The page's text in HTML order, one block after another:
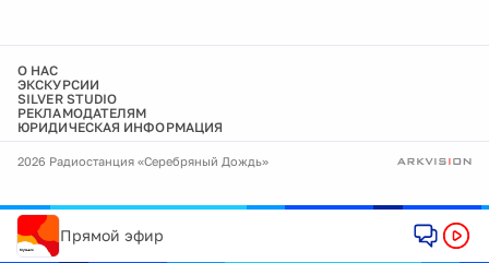
О НАС
ЭКСКУРСИИ
SILVER STUDIO
РЕКЛАМОДАТЕЛЯМ
ЮРИДИЧЕСКАЯ ИНФОРМАЦИЯ
2026 Радиостанция «Серебряный Дождь»
Прямой эфир